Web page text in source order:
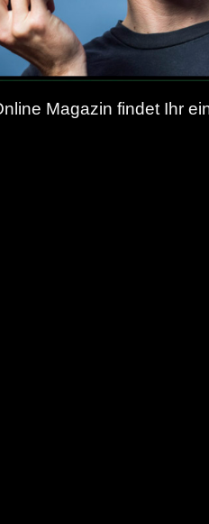
Magazin findet Ihr